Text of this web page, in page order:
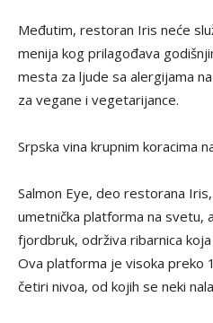
Međutim, restoran Iris neće
menija kog prilagođava
mesta za ljude sa alergijama
za vegane i vegetarijance.
Srpska vina krupnim koracima
Salmon Eye, deo restorana
umetnička platforma na svetu,
fjordbruk, održiva ribarnica
Ova platforma je visoka preko
četiri nivoa, od kojih se neki